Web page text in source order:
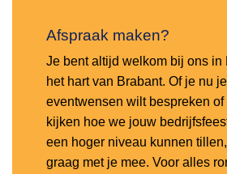
Afspraak maken?
Je bent altijd welkom bij ons in
het hart van Brabant. Of je nu
eventwensen wilt bespreken
kijken hoe we jouw
een hoger niveau kunnen
graag met je mee. Voor alles